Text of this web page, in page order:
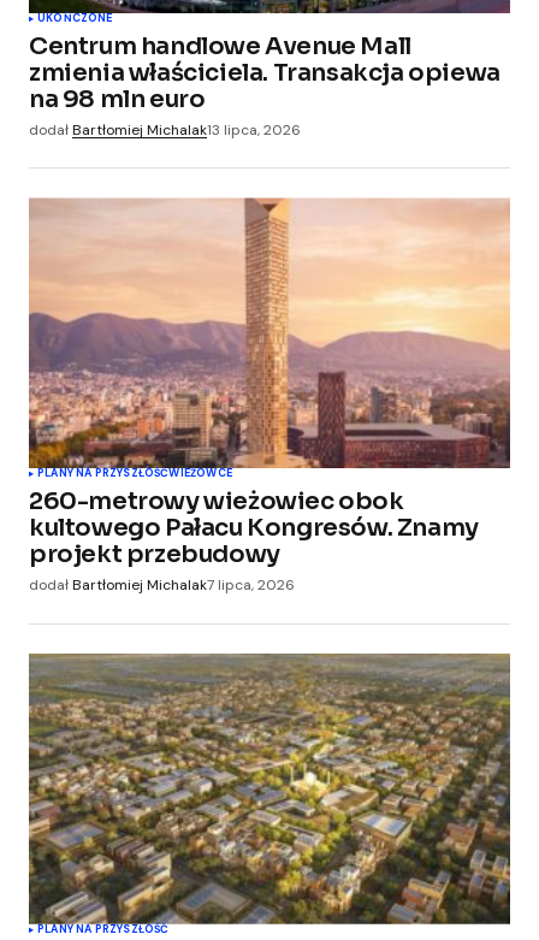
UKOŃCZONE
Centrum handlowe Avenue Mall
zmienia właściciela. Transakcja opiewa
na 98 mln euro
dodałBartłomiej Michalak13 lipca, 2026
PLANY NA PRZYSZŁOŚĆWIEŻOWCE
260-metrowy wieżowiec obok
kultowego Pałacu Kongresów. Znamy
projekt przebudowy
dodałBartłomiej Michalak7 lipca, 2026
PLANY NA PRZYSZŁOŚĆ